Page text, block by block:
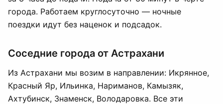
города. Работаем круглосуточно — ночные
поездки идут без наценок и подсадок.
Соседние города от Астрахани
Из Астрахани мы возим в направлении: Икрянное,
Красный Яр, Ильинка, Нариманов, Камызяк,
Ахтубинск, Знаменск, Володаровка. Все эти